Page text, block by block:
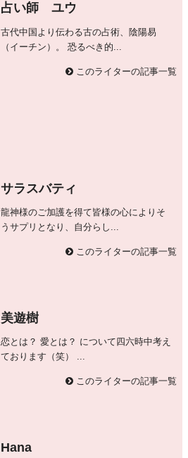
占い師 ユウ
古代中国より伝わる古の占術、陰陽易
（イーチン）。 恐るべき的...
このライターの記事一覧
サラスバティ
龍神様のご加護を得て皆様の心によりそ
うサプリとなり、自分らし...
このライターの記事一覧
美遊樹
恋とは？ 愛とは？ について四六時中考え
ております（笑） ...
このライターの記事一覧
Hana